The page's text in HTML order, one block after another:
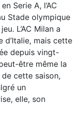
Serie A, l’AC
Stade olympique
L’AC Milan a
mais cette
depuis vingt-
être même la
cette saison,
un
elle, son